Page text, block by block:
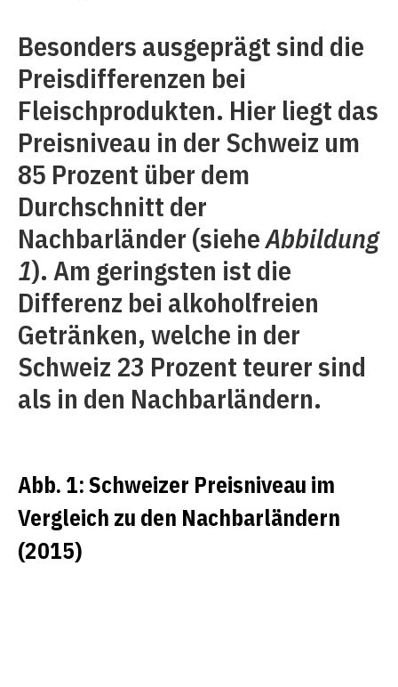
Besonders ausgeprägt sind die
Preisdifferenzen bei
Fleischprodukten. Hier liegt das
Preisniveau in der Schweiz um
85 Prozent über dem
Durchschnitt der
Nachbarländer (sieheAbbildung
1). Am geringsten ist die
Differenz bei alkoholfreien
Getränken, welche in der
Schweiz 23 Prozent teurer sind
als in den Nachbarländern.
Abb. 1: Schweizer Preisniveau im
Vergleich zu den Nachbarländern
(2015)